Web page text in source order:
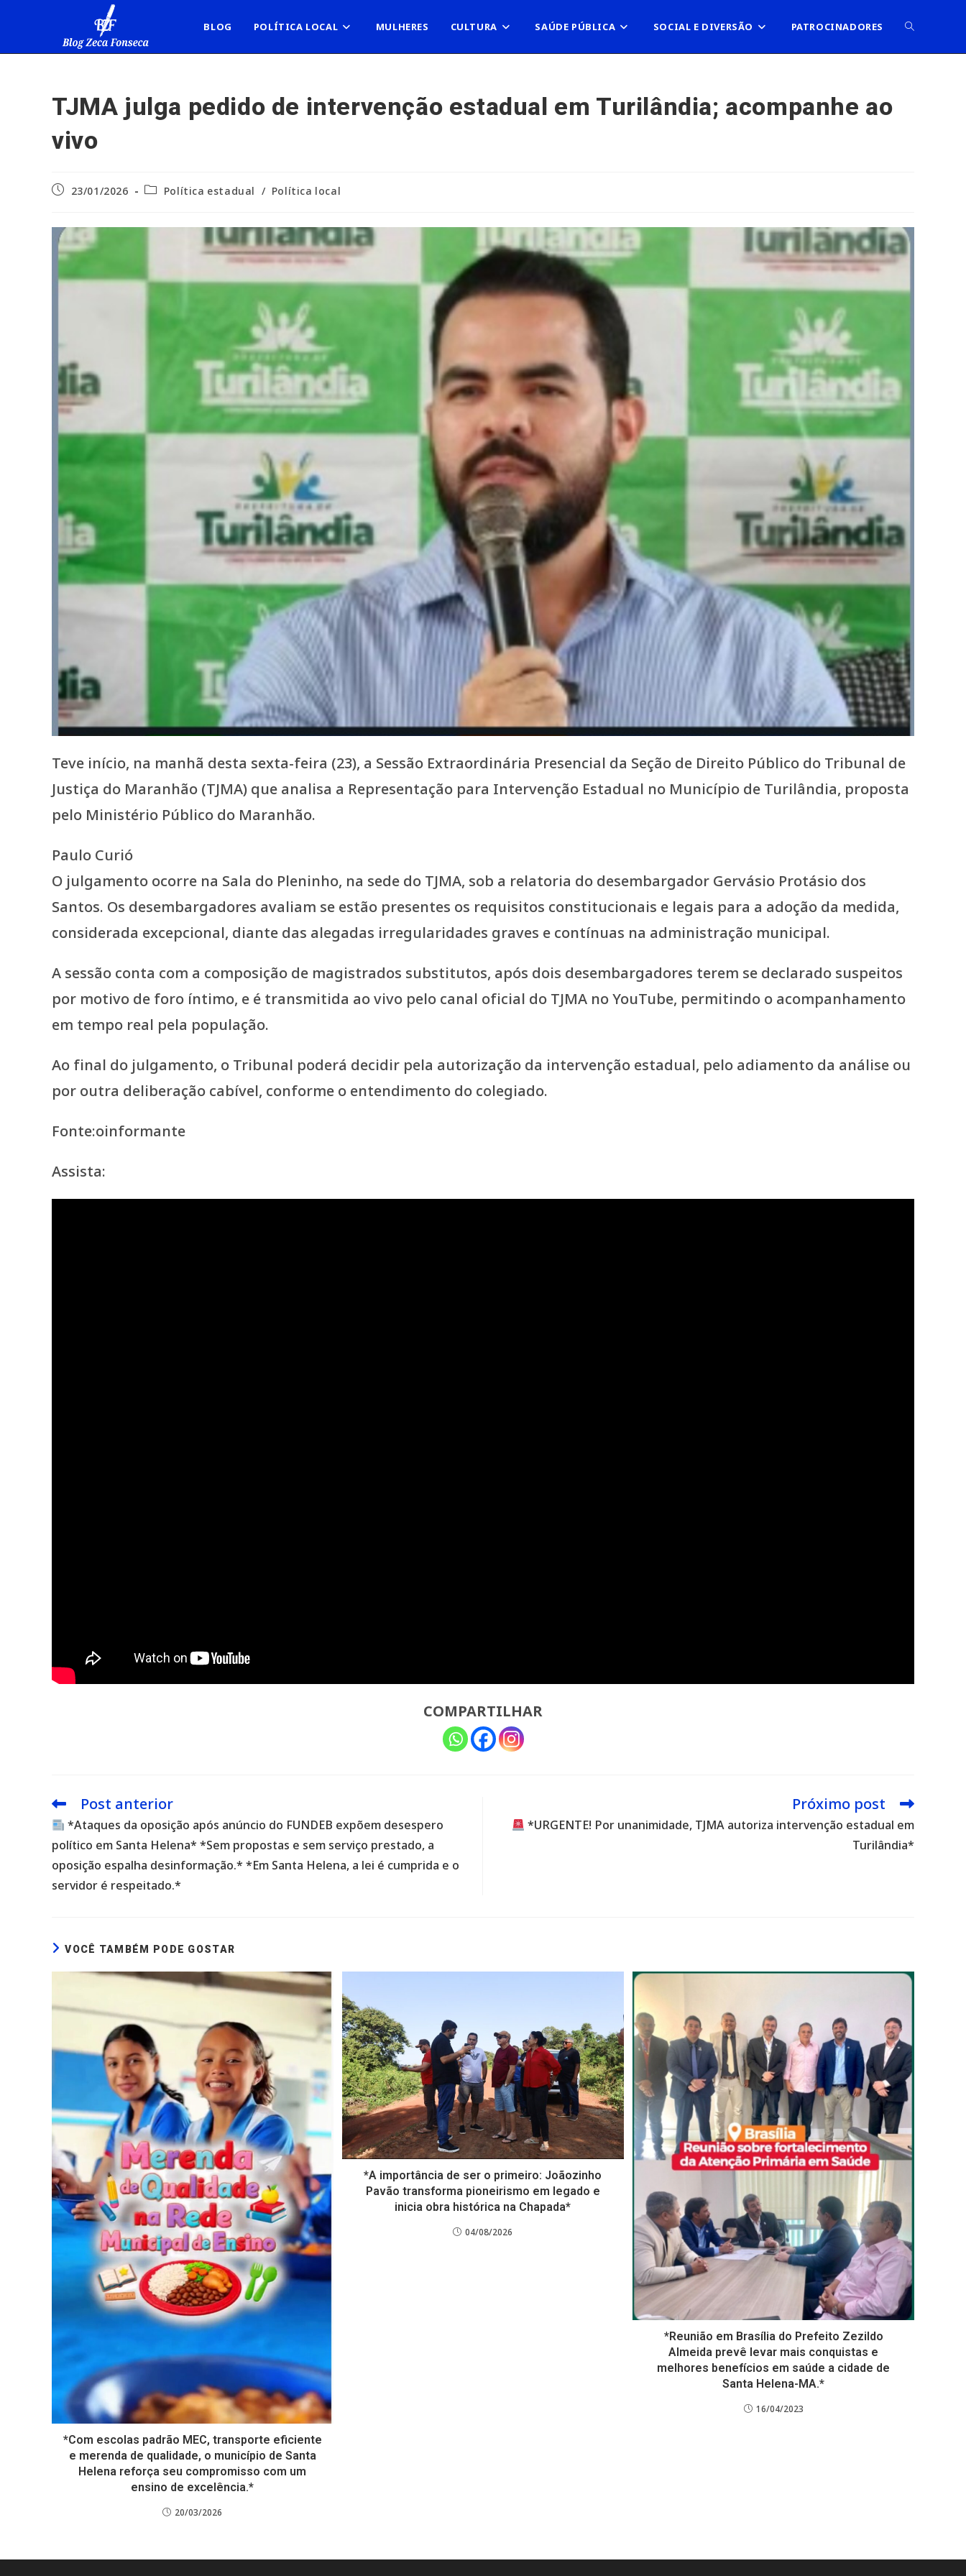
BLOG POLÍTICA LOCAL MULHERES CULTURA SAÚDE PÚBLICA SOCIAL E DIVERSÃO PATROCINADORES ALTERNAR
TJMA julga pedido de intervenção estadual em Turilândia; acompanhe ao
vivo
Post23/01/2026
Categoria
Política estadual / Política local
Teve início, na manhã desta sexta-feira (23), a Sessão Extraordinária Presencial da Seção de Direito Público do Tribunal de
Justiça do Maranhão (TJMA) que analisa a Representação para Intervenção Estadual no Município de Turilândia, proposta
pelo Ministério Público do Maranhão.
Paulo Curió
O julgamento ocorre na Sala do Pleninho, na sede do TJMA, sob a relatoria do desembargador Gervásio Protásio dos
Santos. Os desembargadores avaliam se estão presentes os requisitos constitucionais e legais para a adoção da medida,
considerada excepcional, diante das alegadas irregularidades graves e contínuas na administração municipal.
A sessão conta com a composição de magistrados substitutos, após dois desembargadores terem se declarado suspeitos
por motivo de foro íntimo, e é transmitida ao vivo pelo canal oficial do TJMA no YouTube, permitindo o acompanhamento
em tempo real pela população.
Ao final do julgamento, o Tribunal poderá decidir pela autorização da intervenção estadual, pelo adiamento da análise ou
por outra deliberação cabível, conforme o entendimento do colegiado.
Fonte:oinformante
Assista:
COMPARTILHAR
Leia
mais
artigos
Post anterior
*Ataques da oposição após anúncio do FUNDEB expõem desespero
político em Santa Helena* *Sem propostas e sem serviço prestado, a
oposição espalha desinformação.* *Em Santa Helena, a lei é cumprida e o
servidor é respeitado.*
Próximo post
*URGENTE! Por unanimidade, TJMA autoriza intervenção estadual em
Turilândia*
VOCÊ TAMBÉM PODE GOSTAR
*Com escolas padrão MEC, transporte eficiente
e merenda de qualidade, o município de Santa
Helena reforça seu compromisso com um
ensino de excelência.*
20/03/2026
*A importância de ser o primeiro: Joãozinho
Pavão transforma pioneirismo em legado e
inicia obra histórica na Chapada*
04/08/2026
*Reunião em Brasília do Prefeito Zezildo
Almeida prevê levar mais conquistas e
melhores benefícios em saúde a cidade de
Santa Helena-MA.*
16/04/2023